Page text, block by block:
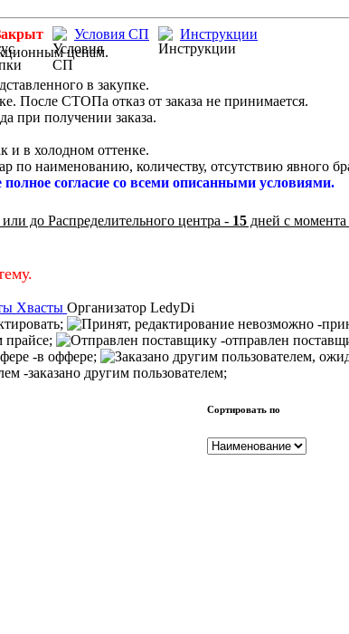
Условия СП Инструкции
ценам.
в закупке.
После СТОПа отказ от заказа не принимается.
при получении заказа.
и в холодном оттенке.
по наименованию, количеству, отсутствию явного
согласие со всеми описанными условиями.
до Распределительного центра - 15 дней с
Хвасты Организатор LedyDi
-
прайсе;
-отправлен
-в оффере;
-заказано другим пользователем;
Сортировать по